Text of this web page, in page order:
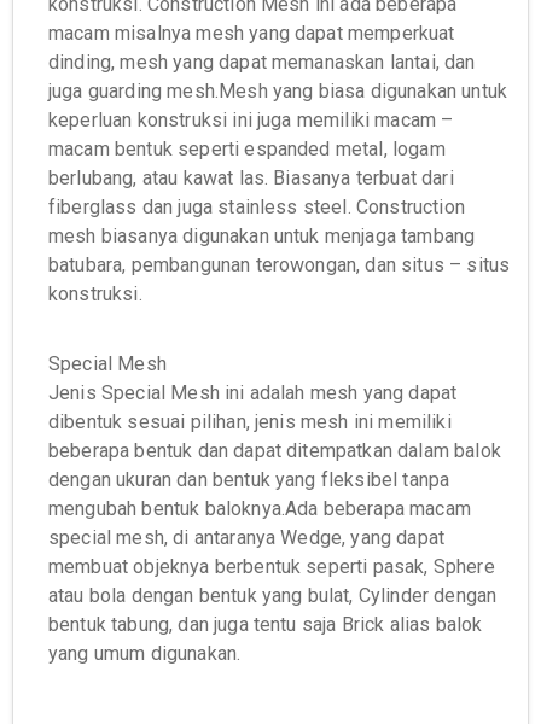
konstruksi. Construction Mesh ini ada beberapa
macam misalnya mesh yang dapat memperkuat
dinding, mesh yang dapat memanaskan lantai, dan
juga guarding mesh.Mesh yang biasa digunakan untuk
keperluan konstruksi ini juga memiliki macam –
macam bentuk seperti espanded metal, logam
berlubang, atau kawat las. Biasanya terbuat dari
fiberglass dan juga stainless steel. Construction
mesh biasanya digunakan untuk menjaga tambang
batubara, pembangunan terowongan, dan situs – situs
konstruksi.
Special Mesh
Jenis Special Mesh ini adalah mesh yang dapat
dibentuk sesuai pilihan, jenis mesh ini memiliki
beberapa bentuk dan dapat ditempatkan dalam balok
dengan ukuran dan bentuk yang fleksibel tanpa
mengubah bentuk baloknya.Ada beberapa macam
special mesh, di antaranya Wedge, yang dapat
membuat objeknya berbentuk seperti pasak, Sphere
atau bola dengan bentuk yang bulat, Cylinder dengan
bentuk tabung, dan juga tentu saja Brick alias balok
yang umum digunakan.